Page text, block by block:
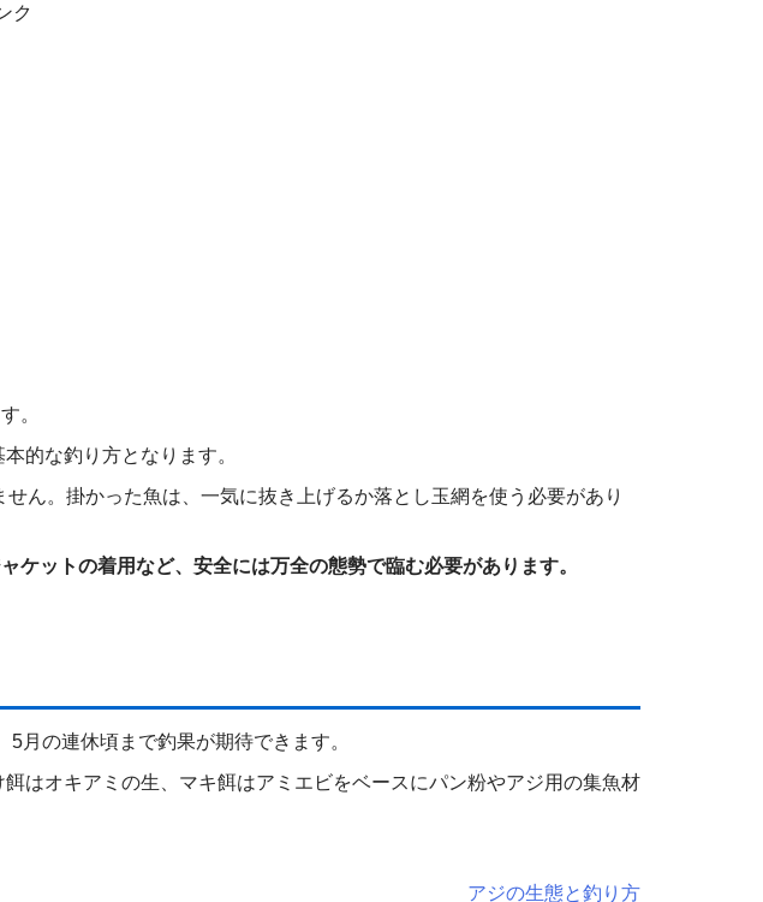
ク
。
的な釣り方となります。
ん。掛かった魚は、一気に抜き上げるか落とし玉網を使う必要があり
ケットの着用など、安全には万全の態勢で臨む必要があります。
月の連休頃まで釣果が期待できます。
はオキアミの生、マキ餌はアミエビをベースにパン粉やアジ用の集魚材
アジの生態と釣り方